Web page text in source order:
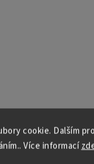
cookie. Dalším
Více informací